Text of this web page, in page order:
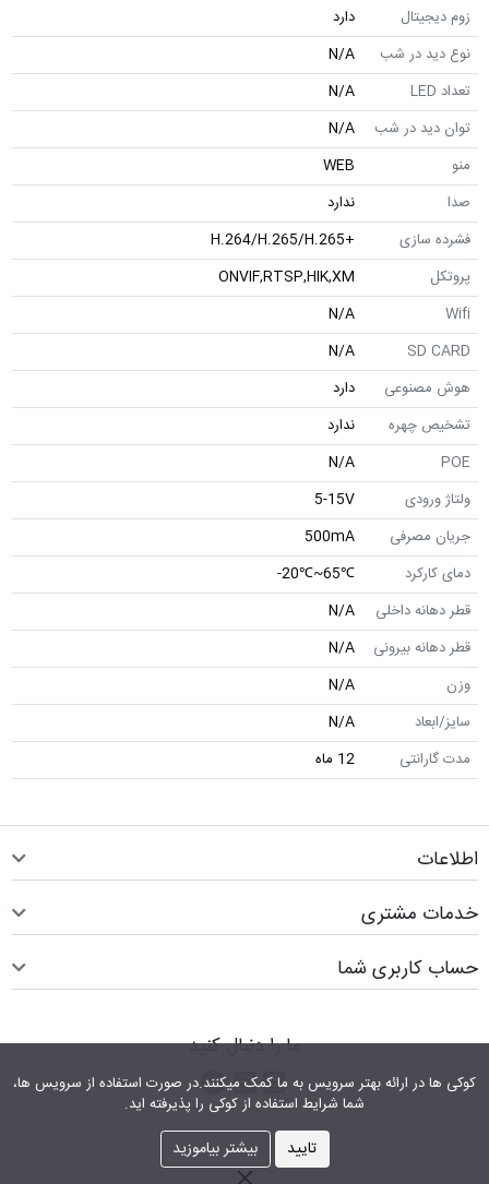
کوکی ها در ارائه بهتر سرویس‎ به ما کمک می‎کنند.در صورت استفاده از سرویس ها،
شما شرایط استفاده از کوکی را پذیرفته اید.
تایید بیشتر بیاموزید
زوم دیجیتال
دارد
نوع دید در شب
N/A
تعداد LED
N/A
توان دید در شب
N/A
منو
WEB
صدا
ندارد
فشرده سازی
+H.264/H.265/H.265
پروتکل
ONVIF,RTSP,HIK,XM
Wifi
N/A
SD CARD
N/A
هوش مصنوعی
دارد
تشخیص چهره
ندارد
POE
N/A
ولتاژ ورودی
5-15V
جریان مصرفی
500mA
دمای کارکرد
℃65~℃20-
قطر دهانه داخلی
N/A
قطر دهانه بیرونی
N/A
وزن
N/A
سایز/ابعاد
N/A
مدت گارانتی
12 ماه
اطلاعات
خدمات مشتری
حساب کاربری شما
ما را دنبال کنید
اینستاگرام
پیام رسان واتس اپ
کانال تلگرام